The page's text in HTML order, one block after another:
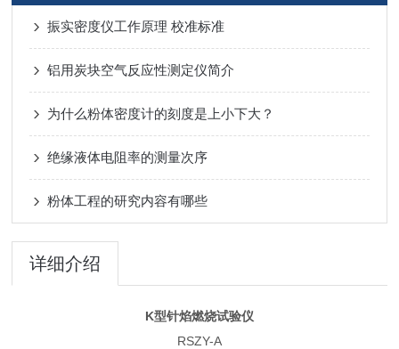
振实密度仪工作原理 校准标准
铝用炭块空气反应性测定仪简介
为什么粉体密度计的刻度是上小下大？
绝缘液体电阻率的测量次序
粉体工程的研究内容有哪些
详细介绍
K型针焰燃烧试验仪
RSZY-A